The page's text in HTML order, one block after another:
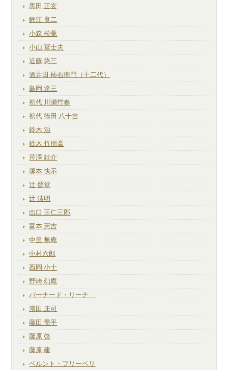
黒田 正玄
鯉江 良二
小森 松菴
小山 冨士夫
近藤 悠三
酒井田 柿右衛門（十二代）
島岡 達三
初代 川瀬竹春
初代 徳田 八十吉
鈴木 治
鈴木 竹朋斎
芹澤 銈介
塚本 快示
辻 晉堂
辻 清明
出口 王仁三郎
富本 憲吉
中里 無庵
中村六郎
西岡 小十
野崎 幻庵
バーナード・リーチ
濱田 庄司
藤田 喬平
藤原 啓
藤原 建
ベルント・フリーベリ